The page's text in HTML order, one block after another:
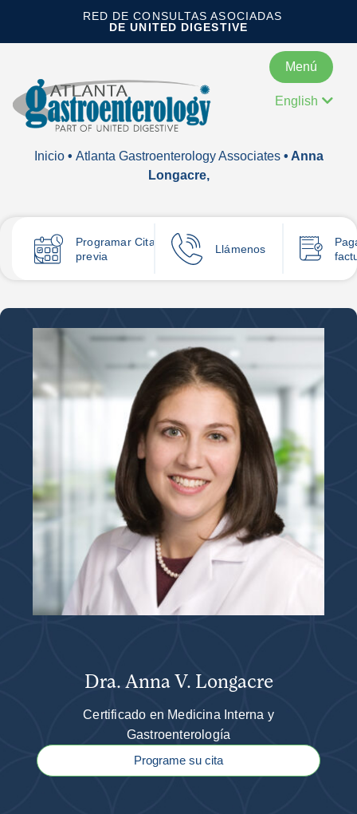
RED DE CONSULTAS ASOCIADAS
DE UNITED DIGESTIVE
Menú
English
Inicio• Atlanta Gastroenterology Associates• Anna
Longacre,
ProgramarCita
previa
Llámenos
Dra. Anna V. Longacre
Certificado en Medicina Interna y
Gastroenterología
Programe su cita